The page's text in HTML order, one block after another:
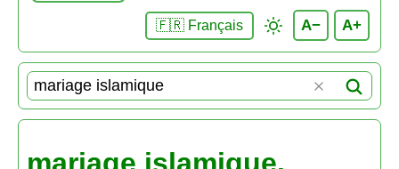
🇫🇷 Français A− A+